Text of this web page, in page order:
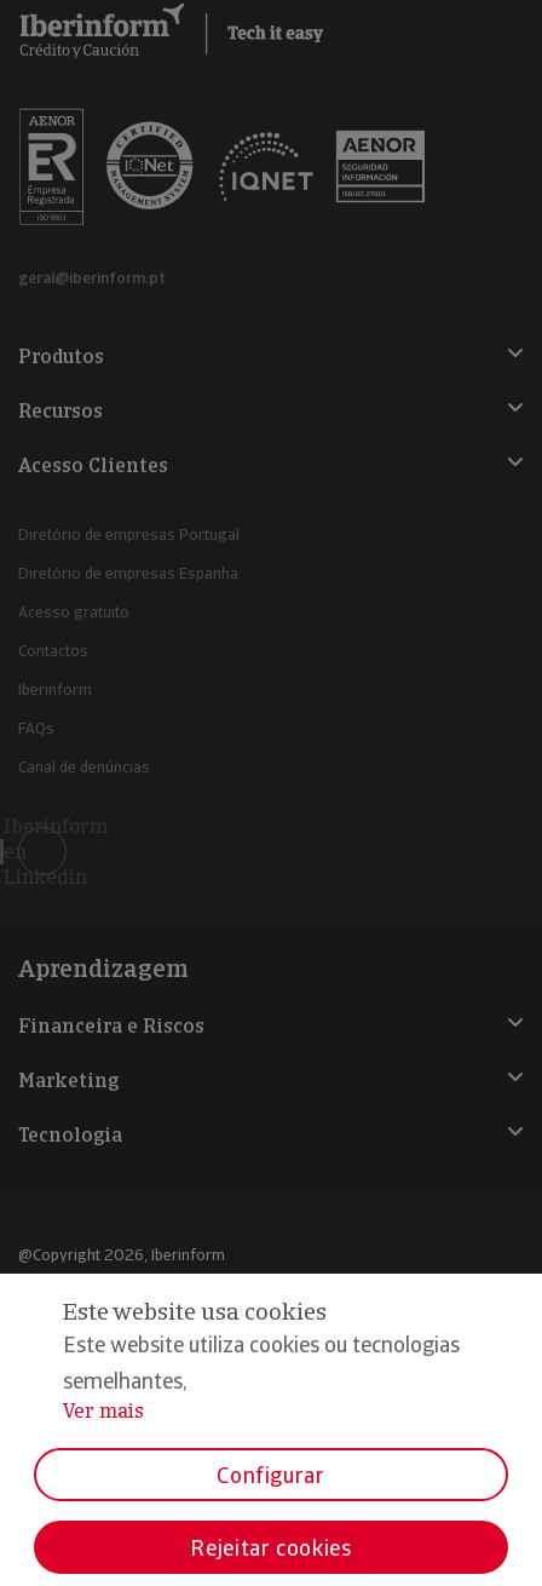
geral@iberinform.pt
Produtos
Recursos
Acesso Clientes
Diretório de empresas Portugal
Diretório de empresas Espanha
Acesso gratuito
Contactos
Iberinform
FAQs
Canal de denúncias
Iberinform
en
Linkedin
Aprendizagem
Financeira e Riscos
Marketing
Tecnologia
@Copyright 2026, Iberinform
Aviso legal
Política de cookies
Declaração de privacidade
Este website usa cookies
Este website utiliza cookies ou tecnologias
semelhantes,
...
Ver mais
Configurar
Rejeitar cookies